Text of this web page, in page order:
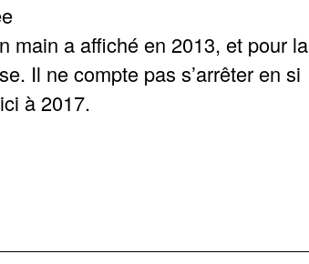
main a affiché en 2013, et pour la
Il ne compte pas s’arrêter en si
à 2017.